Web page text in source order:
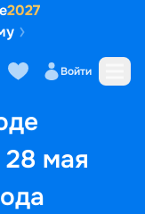
2027
Войти
мая
Маршрут и